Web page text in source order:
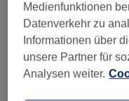
Laser-Check (1)
Laserhaarentfernung
Laserhaarentfernung
Medienfunktionen
Datenverkehr zu
Informationen über
unsere Partner für
Analysen weiter.